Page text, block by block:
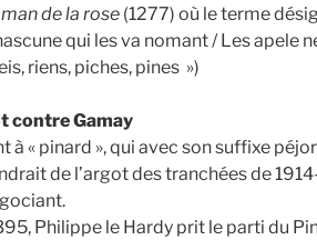
de la rose (1277) où le terme
qui les va nomant / Les apele
riens, piches, pines »)
contre Gamay
à « pinard », qui avec son suffixe
de l’argot des tranchées de
Philippe le Hardy prit le parti du